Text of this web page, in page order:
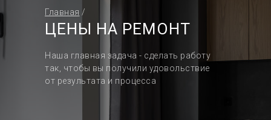
ЦЕНЫ НА РЕМОНТ
Наша главная задача - сделать работу
так, чтобы вы получили удовольствие
от результата и процесса
Главная /